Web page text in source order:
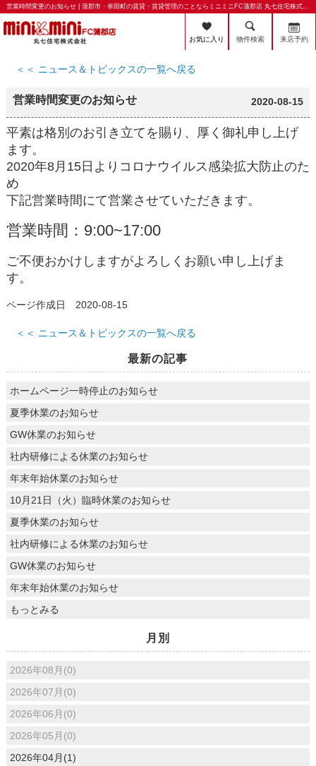
営業時間変更のお知らせ | 蒲郡市・幸田町の賃貸・賃貸管理のことならミニミニFC蒲郡店 丸七住宅株式会社
お気に入り 物件検索 来店予約
＜＜ ニュース＆トピックスの一覧へ戻る
営業時間変更のお知らせ 2020-08-15
平素は格別のお引き立てを賜り、厚く御礼申し上げ
ます。
2020年8月15日よりコロナウイルス感染拡大防止のた
め
下記営業時間にて営業させていただきます。
営業時間：9:00~17:00
ご不便おかけしますがよろしくお願い申し上げま
す。
ページ作成日 2020-08-15
＜＜ ニュース＆トピックスの一覧へ戻る
最新の記事
ホームページ一時停止のお知らせ
夏季休業のお知らせ
GW休業のお知らせ
社内研修による休業のお知らせ
年末年始休業のお知らせ
10月21日（火）臨時休業のお知らせ
夏季休業のお知らせ
社内研修による休業のお知らせ
GW休業のお知らせ
年末年始休業のお知らせ
もっとみる
月別
2026年08月(0)
2026年07月(0)
2026年06月(0)
2026年05月(0)
2026年04月(1)